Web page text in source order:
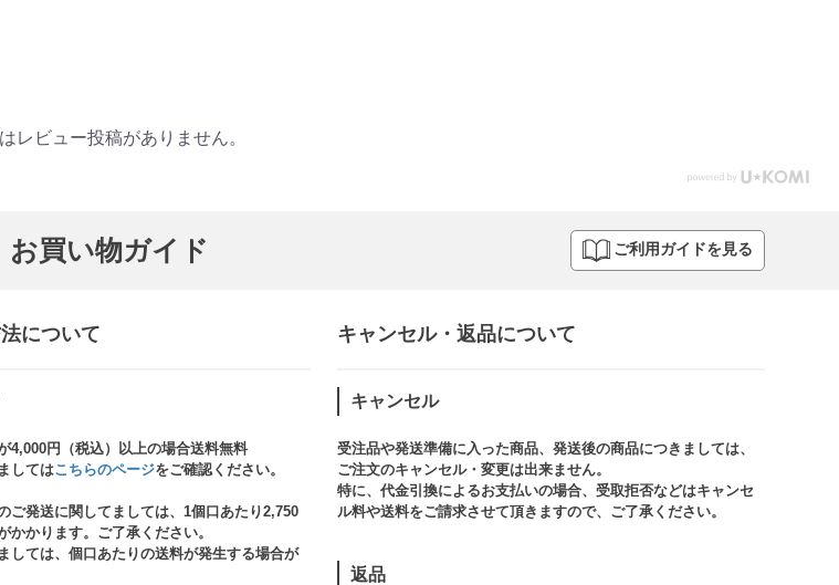
レビュー投稿がありません。
お買い物ガイド ご利用ガイドを見る
について​
4,000円（税込）以上の場合送料無料
してはこちらのページをご確認ください。​
ご発送に関してましては、1個口あたり2,750
かかります。ご了承ください。
しては、個口あたりの送料が発生する場合が
キャンセル・返品について​
キャンセル
受注品や発送準備に入った商品、発送後の商品につきましては、
ご注文のキャンセル・変更は出来ません。​
特に、代金引換によるお支払いの場合、受取拒否などはキャンセ
ル料や送料をご請求させて頂きますので、ご了承ください。​
返品